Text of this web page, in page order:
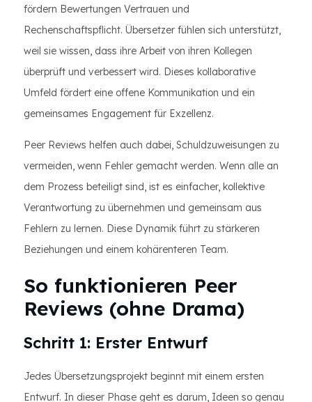
fördern Bewertungen Vertrauen und
Rechenschaftspflicht. Übersetzer fühlen sich unterstützt,
weil sie wissen, dass ihre Arbeit von ihren Kollegen
überprüft und verbessert wird. Dieses kollaborative
Umfeld fördert eine offene Kommunikation und ein
gemeinsames Engagement für Exzellenz.
Peer Reviews helfen auch dabei, Schuldzuweisungen zu
vermeiden, wenn Fehler gemacht werden. Wenn alle an
dem Prozess beteiligt sind, ist es einfacher, kollektive
Verantwortung zu übernehmen und gemeinsam aus
Fehlern zu lernen. Diese Dynamik führt zu stärkeren
Beziehungen und einem kohärenteren Team.
So funktionieren Peer
Reviews (ohne Drama)
Schritt 1: Erster Entwurf
Jedes Übersetzungsprojekt beginnt mit einem ersten
Entwurf. In dieser Phase geht es darum, Ideen so genau